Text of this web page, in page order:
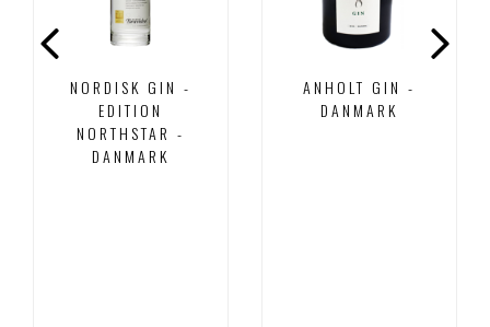
NORDISK GIN -
EDITION
NORTHSTAR -
DANMARK
ANHOLT GIN -
DANMARK